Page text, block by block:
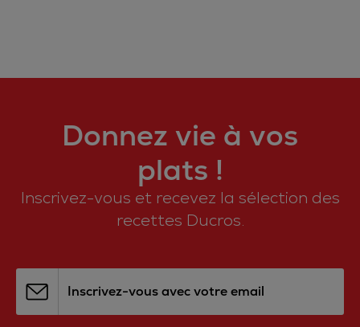
Donnez vie à vos
plats !
Inscrivez-vous et recevez la sélection des
recettes Ducros.
Inscrivez-vous avec votre email